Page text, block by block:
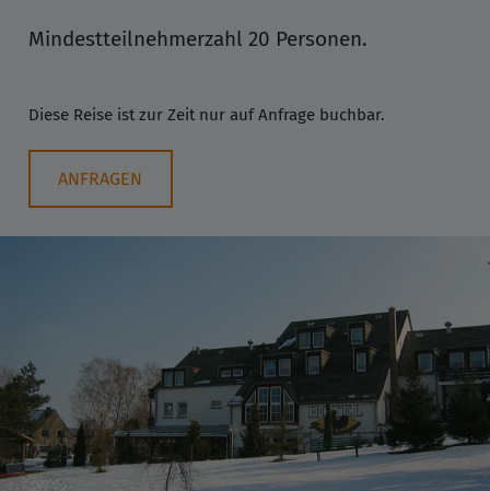
Mindestteilnehmerzahl 20 Personen.
Diese Reise ist zur Zeit nur auf Anfrage buchbar.
ANFRAGEN